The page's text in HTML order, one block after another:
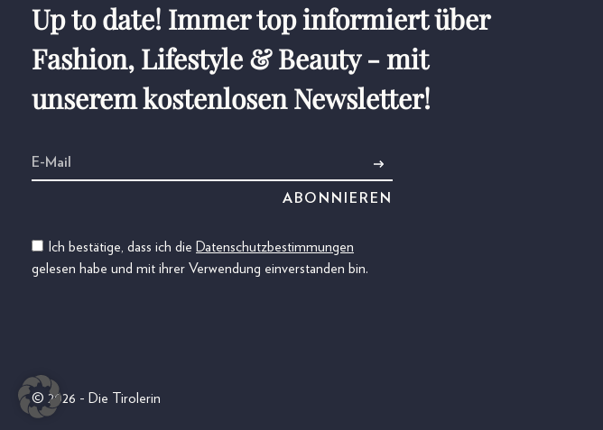
Up to date! Immer top informiert über
Fashion, Lifestyle & Beauty - mit
unserem kostenlosen Newsletter!
Ich bestätige, dass ich die Datenschutzbestimmungen
gelesen habe und mit ihrer Verwendung einverstanden bin.
© 2026 - Die Tirolerin